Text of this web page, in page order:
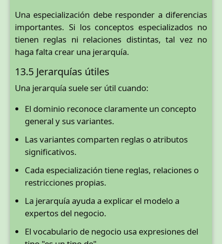
Una especialización debe responder a diferencias
importantes. Si los conceptos especializados no
tienen reglas ni relaciones distintas, tal vez no
haga falta crear una jerarquía.
13.5 Jerarquías útiles
Una jerarquía suele ser útil cuando:
El dominio reconoce claramente un concepto
general y sus variantes.
Las variantes comparten reglas o atributos
significativos.
Cada especialización tiene reglas, relaciones o
restricciones propias.
La jerarquía ayuda a explicar el modelo a
expertos del negocio.
El vocabulario de negocio usa expresiones del